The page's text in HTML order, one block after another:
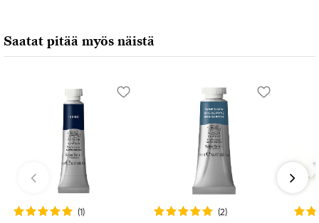
1160 Köpenhamn K, Denmark
city@stelling.dk
Valmistaja
Daniel Smith
Daniel Smith Inc
4150 1ST Ave S Seattle, WA
98134-2302 United States
Saatat pitää myös näistä
(1)
(2)